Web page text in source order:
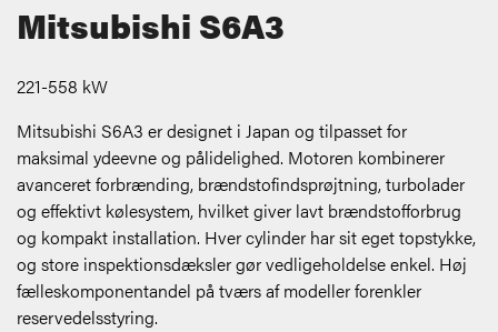
Mitsubishi S6A3
221-558 kW
Mitsubishi S6A3 er designet i Japan og tilpasset for
maksimal ydeevne og pålidelighed. Motoren kombinerer
avanceret forbrænding, brændstofindsprøjtning, turbolader
og effektivt kølesystem, hvilket giver lavt brændstofforbrug
og kompakt installation. Hver cylinder har sit eget topstykke,
og store inspektionsdæksler gør vedligeholdelse enkel. Høj
fælleskomponentandel på tværs af modeller forenkler
reservedelsstyring.